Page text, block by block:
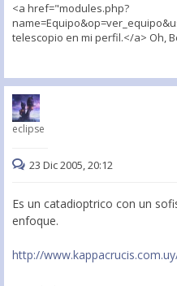
<a href="modules.php?
telescopio en mi perfil.</a> Oh,
eclipse
23 Dic 2005, 20:12
Es un catadioptrico con un
enfoque.
http://